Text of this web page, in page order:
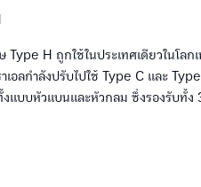
Type H ถูกใช้ในประเทศเดียวในโล
าเอลกำลังปรับไปใช้ Type C และ
งแบบหัวแบนและหัวกลม ซึ่งรองรับทั้ง